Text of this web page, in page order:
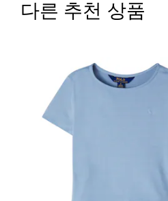
다른 추천 상품